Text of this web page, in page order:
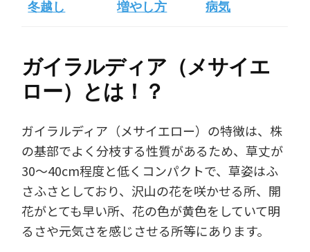
冬越し 増やし方 病気
ガイラルディア（メサイエ
ロー）とは！？
ガイラルディア（メサイエロー）の特徴は、株
の基部でよく分枝する性質があるため、草丈が
30～40cm程度と低くコンパクトで、草姿はふ
さふさとしており、沢山の花を咲かせる所、開
花がとても早い所、花の色が黄色をしていて明
るさや元気さを感じさせる所等にあります。